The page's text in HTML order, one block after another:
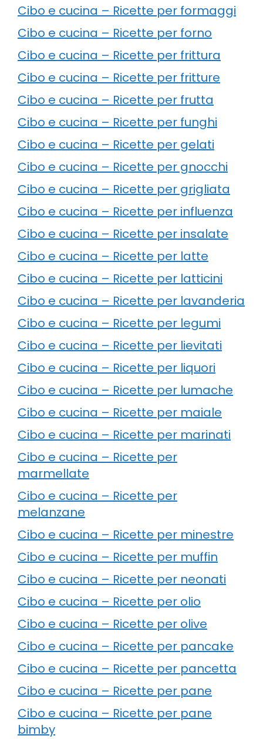
Cibo e cucina – Ricette per formaggi
Cibo e cucina – Ricette per forno
Cibo e cucina – Ricette per frittura
Cibo e cucina – Ricette per fritture
Cibo e cucina – Ricette per frutta
Cibo e cucina – Ricette per funghi
Cibo e cucina – Ricette per gelati
Cibo e cucina – Ricette per gnocchi
Cibo e cucina – Ricette per grigliata
Cibo e cucina – Ricette per influenza
Cibo e cucina – Ricette per insalate
Cibo e cucina – Ricette per latte
Cibo e cucina – Ricette per latticini
Cibo e cucina – Ricette per lavanderia
Cibo e cucina – Ricette per legumi
Cibo e cucina – Ricette per lievitati
Cibo e cucina – Ricette per liquori
Cibo e cucina – Ricette per lumache
Cibo e cucina – Ricette per maiale
Cibo e cucina – Ricette per marinati
Cibo e cucina – Ricette per
marmellate
Cibo e cucina – Ricette per
melanzane
Cibo e cucina – Ricette per minestre
Cibo e cucina – Ricette per muffin
Cibo e cucina – Ricette per neonati
Cibo e cucina – Ricette per olio
Cibo e cucina – Ricette per olive
Cibo e cucina – Ricette per pancake
Cibo e cucina – Ricette per pancetta
Cibo e cucina – Ricette per pane
Cibo e cucina – Ricette per pane
bimby